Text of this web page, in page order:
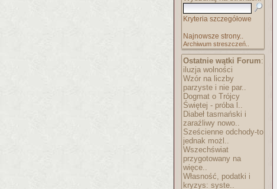
Kryteria szczegółowe
Najnowsze strony..
Archiwum streszczeń..
Ostatnie wątki Forum:
iluzja wolności
Wzór na liczby
parzyste i nie par..
Dogmat o Trójcy
Świętej - próba l..
Diabeł tasmański i
zaraźliwy nowo..
Sześcienne odchody-to
jednak możl..
Wszechświat
przygotowany na
więce..
Własność, podatki i
kryzys: syste..